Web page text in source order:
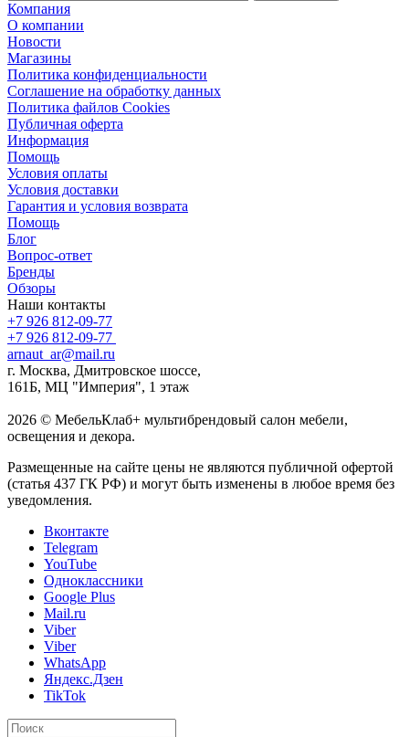
Компания
О компании
Новости
Магазины
Политика конфиденциальности
Соглашение на обработку данных
Политика файлов Cookies
Публичная оферта
Информация
Помощь
Условия оплаты
Условия доставки
Гарантия и условия возврата
Помощь
Блог
Вопрос-ответ
Бренды
Обзоры
Наши контакты
+7 926 812-09-77
+7 926 812-09-77
arnaut_ar@mail.ru
г. Москва, Дмитровское шоссе,
161Б, МЦ "Империя", 1 этаж
2026 © МебельКлаб+ мультибрендовый салон мебели,
освещения и декора.
Размещенные на сайте цены не являются публичной офертой
(статья 437 ГК РФ) и могут быть изменены в любое время без
уведомления.
Вконтакте
Telegram
YouTube
Одноклассники
Google Plus
Mail.ru
Viber
Viber
WhatsApp
Яндекс.Дзен
TikTok